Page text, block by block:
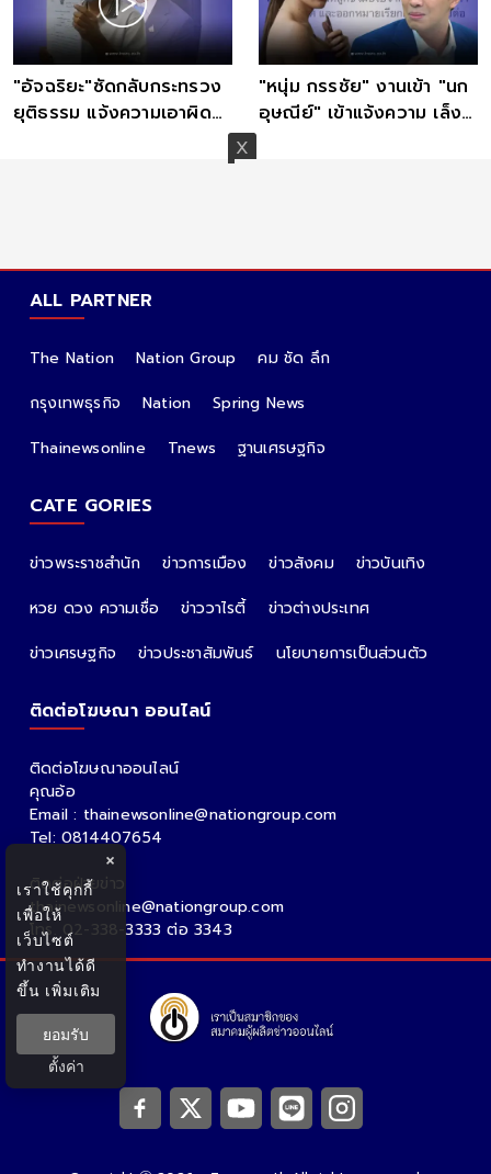
"อัจฉริยะ"ซัดกลับกระทรวง
ยุติธรรม แจ้งความเอาผิด
"หนุ่ม กรรชัย" งานเข้า "นก
อุษณีย์" เข้าแจ้งความ เล็ง
ALL PARTNER
The Nation Nation Group
คม ชัด ลึก
กรุงเทพธุรกิจ
Nation
Spring News
Thainewsonline
Tnews ฐานเศรษฐกิจ
CATE GORIES
ข่าวพระราชสำนัก ข่าวการเมือง ข่าวสังคม
ข่าวบันเทิง
หวย ดวง ความเชื่อ
ข่าววาไรตี้
ข่าวต่างประเทศ
ข่าวเศรษฐกิจ
ข่าวประชาสัมพันธ์ นโยบายการเป็นส่วนตัว
ติดต่อโฆษณา ออนไลน์
ติดต่อโฆษณาออนไลน์
คุณอ้อ
Email : thainewsonline@nationgroup.com
Tel: 0814407654
ติดต่อฝ่ายข่าว
thainewsonline@nationgroup.com
โทร. 02-338-3333 ต่อ 3343
×
เราใช้คุกกี้
เพื่อให้
เว็บไซต์
ทำงานได้ดี
ขึ้น เพิ่มเติม
ยอมรับ
ตั้งค่า